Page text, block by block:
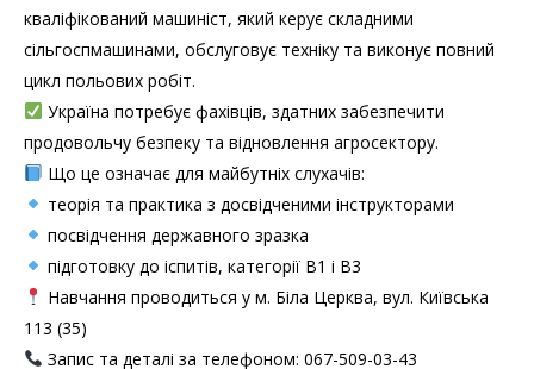
кваліфікований машиніст, який керує складними
сільгоспмашинами, обслуговує техніку та виконує повний
цикл польових робіт.
Україна потребує фахівців, здатних забезпечити
продовольчу безпеку та відновлення агросектору.
Що це означає для майбутніх слухачів:
теорія та практика з досвідченими інструкторами
посвідчення державного зразка
підготовку до іспитів, категорії В1 і В3
Навчання проводиться у м. Біла Церква, вул. Київська
113 (35)
Запис та деталі за телефоном: 067-509-03-43